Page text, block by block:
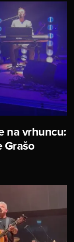
na vrhuncu:
Grašo